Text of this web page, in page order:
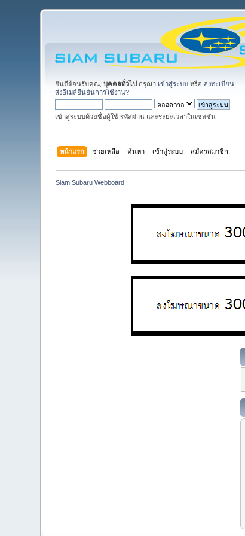
ยินดีต้อนรับคุณ,บุคคลทั่วไป กรุณา เข้าสู่ระบบ หรือ ลงทะเบียน
ส่งอีเมล์ยืนยันการใช้งาน?
เข้าสู่ระบบด้วยชื่อผู้ใช้ รหัสผ่าน และระยะเวลาในเซสชั่น
หน้าแรก ช่วยเหลือ ค้นหา เข้าสู่ระบบ สมัครสมาชิก
Siam Subaru Webboard